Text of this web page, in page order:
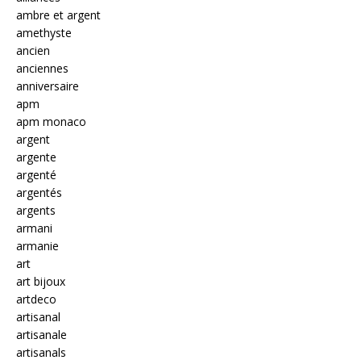
ambre et argent
amethyste
ancien
anciennes
anniversaire
apm
apm monaco
argent
argente
argenté
argentés
argents
armani
armanie
art
art bijoux
artdeco
artisanal
artisanale
artisanals